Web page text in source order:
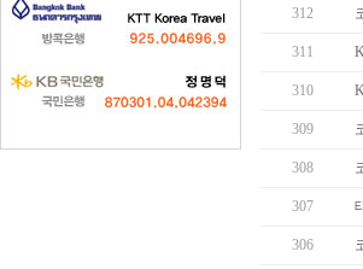
312
311
310
309
308
307
306